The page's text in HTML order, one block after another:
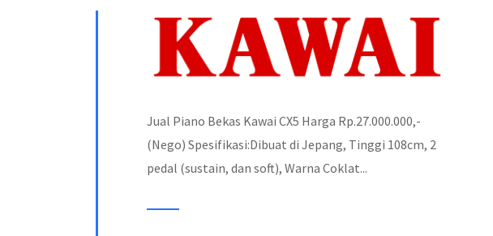
Jual Piano Bekas Kawai CX5 Harga Rp.27.000.000,-
(Nego) Spesifikasi:Dibuat di Jepang, Tinggi 108cm, 2
pedal (sustain, dan soft), Warna Coklat...